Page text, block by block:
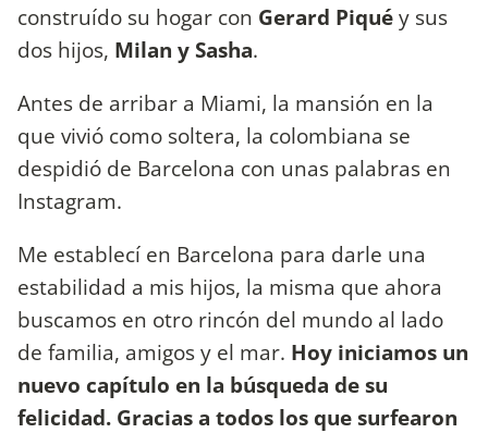
construído su hogar con Gerard Piquéy sus
dos hijos, Milan y Sasha.
Antes de arribar a Miami, la mansión en la
que vivió como soltera, la colombiana se
despidió de Barcelona con unas palabras en
Instagram.
Me establecí en Barcelona para darle una
estabilidad a mis hijos, la misma que ahora
buscamos en otro rincón del mundo al lado
de familia, amigos y el mar. Hoy iniciamos un
nuevo capítulo en la búsqueda de su
felicidad. Gracias a todos los que surfearon